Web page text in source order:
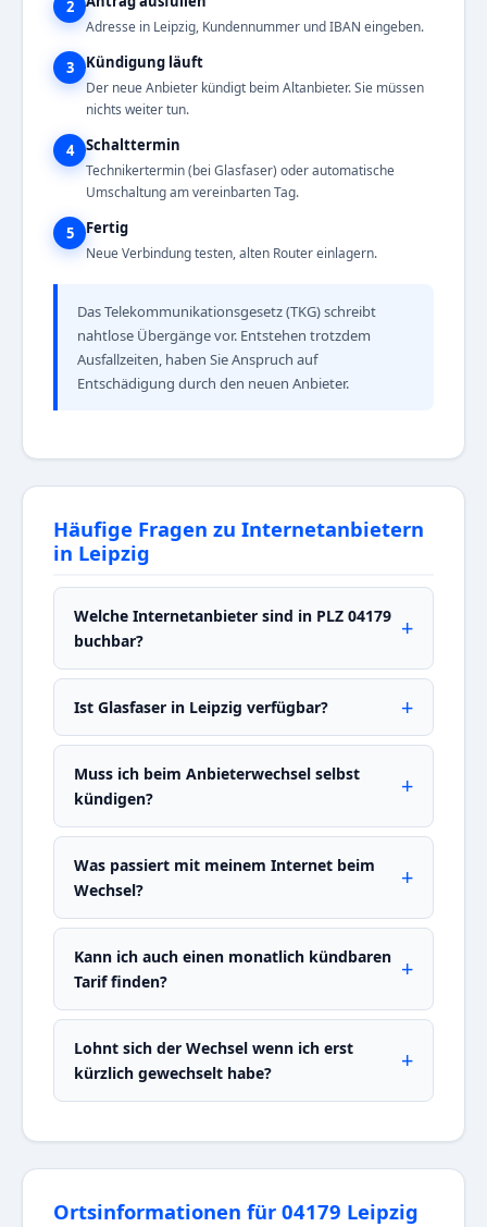
2
Adresse in Leipzig, Kundennummer und IBAN eingeben.
3 Kündigung läuft
Der neue Anbieter kündigt beim Altanbieter. Sie müssen
nichts weiter tun.
4 Schalttermin
Technikertermin (bei Glasfaser) oder automatische
Umschaltung am vereinbarten Tag.
5 Fertig
Neue Verbindung testen, alten Router einlagern.
Das Telekommunikationsgesetz (TKG) schreibt
nahtlose Übergänge vor. Entstehen trotzdem
Ausfallzeiten, haben Sie Anspruch auf
Entschädigung durch den neuen Anbieter.
Häufige Fragen zu Internetanbietern
in Leipzig
Welche Internetanbieter sind in PLZ 04179
buchbar?
Ist Glasfaser in Leipzig verfügbar?
Muss ich beim Anbieterwechsel selbst
kündigen?
Was passiert mit meinem Internet beim
Wechsel?
Kann ich auch einen monatlich kündbaren
Tarif finden?
Lohnt sich der Wechsel wenn ich erst
kürzlich gewechselt habe?
Ortsinformationen für 04179 Leipzig